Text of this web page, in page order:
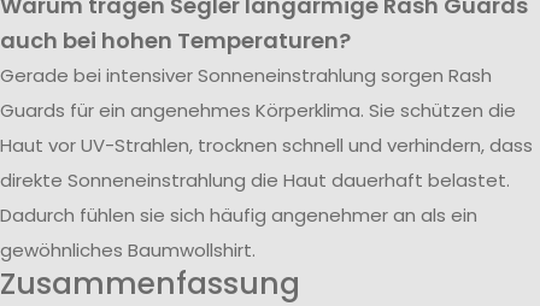
auch bei hohen Temperaturen?
Gerade bei intensiver Sonneneinstrahlung sorgen Rash
Guards für ein angenehmes Körperklima. Sie schützen die
Haut vor UV-Strahlen, trocknen schnell und verhindern, dass
direkte Sonneneinstrahlung die Haut dauerhaft belastet.
Dadurch fühlen sie sich häufig angenehmer an als ein
gewöhnliches Baumwollshirt.
Zusammenfassung